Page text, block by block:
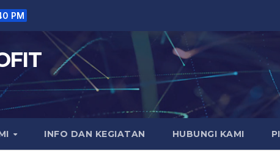
PM
INFO DAN KEGIATAN HUBUNGI KAMI